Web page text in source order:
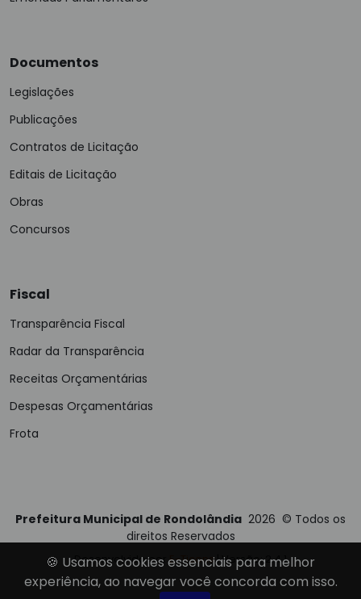
Documentos
Legislações
Publicações
Contratos de Licitação
Editais de Licitação
Obras
Concursos
Fiscal
Transparência Fiscal
Radar da Transparência
Receitas Orçamentárias
Despesas Orçamentárias
Frota
Prefeitura Municipal de Rondolândia 2026 © Todos os
direitos Reservados
Desenvolvido porE-Ticons| Versão: 2.4.1
🍪 Usamos cookies essenciais para melhor
experiência, ao navegar você concorda com isso.